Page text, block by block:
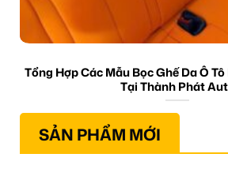
Tổng Hợp Các Mẫu Bọc Ghế Da Ô
Tại Thành Phát
SẢN PHẨM MỚI